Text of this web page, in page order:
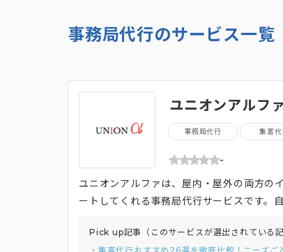
事務局代行のサービス一覧
ユニオンアルフ
事務局代行 集客
-
ユニオンアルファは、屋内・屋外の両方の
ートしてくれる事務局代行サービスです。
イベントをはじめ多数の全国での支援実績
Pick up記事（このサービスが選出されている記